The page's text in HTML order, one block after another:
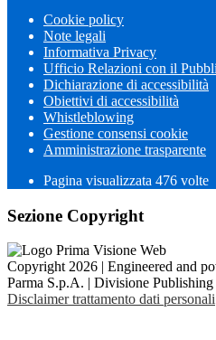
Cookie policy
Note legali
Informativa Privacy
Ufficio Relazioni con il
Dichiarazione di accessibilità
Obiettivi di accessibilità
Whistleblowing
Gestione consensi cookie
Amministrazione trasparente
Pagina visualizzata 476 volte
Sezione Copyright
Copyright 2026 | Engineered and
Parma S.p.A. | Divisione
Disclaimer trattamento dati personali